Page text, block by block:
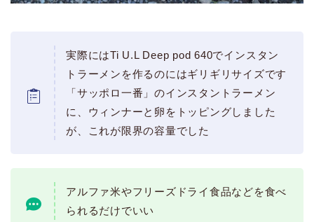
実際にはTi U.L Deep pod 640でインスタン
トラーメンを作るのにはギリギリサイズです
「サッポロ一番」のインスタントラーメン
に、ウィンナーと卵をトッピングしました
が、これが限界の容量でした
アルファ米やフリーズドライ食品などを食べ
られるだけでいい